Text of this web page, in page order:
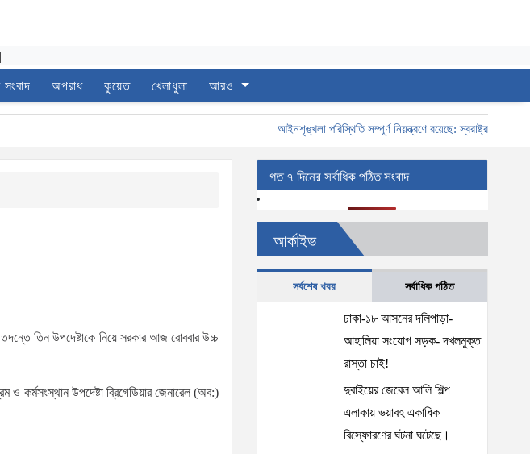
সংবাদ অপরাধ কুয়েত খেলাধুলা আরও
আইনশৃঙ্খলা পরিস্থিতি সম্পূর্ণ নিয়ন্ত্রণে রয়েছে: স্বরাষ্ট্রমন্ত্রী
তিন উপদেষ্টাকে নিয়ে সরকার আজ রোববার উচ্চ
ও কর্মসংস্থান উপদেষ্টা ব্রিগেডিয়ার জেনারেল (অব:)
গত ৭ দিনের সর্বাধিক পঠিত সংবাদ
আর্কাইভ
সর্বশেষ খবর সর্বাধিক পঠিত
ঢাকা-১৮ আসনের দলিপাড়া-
আহালিয়া সংযোগ সড়ক- দখলমুক্ত
রাস্তা চাই!
দুবাইয়ের জেবেল আলি শিল্প
এলাকায় ভয়াবহ একাধিক
বিস্ফোরণের ঘটনা ঘটেছে।